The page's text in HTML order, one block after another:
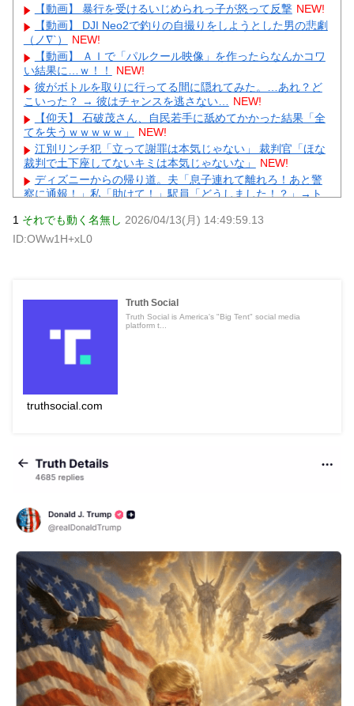
【動画】 暴行を受けるいじめられっ子が怒って反撃 NEW!
【動画】 DJI Neo2で釣りの自撮りをしようとした男の悲劇
（ノ∇`）
NEW!
【動画】 ＡＩで「パルクール映像」を作ったらなんかコワ
い結果に…ｗ！！
NEW!
彼がボトルを取りに行ってる間に隠れてみた。…あれ？ど
こいった？ → 彼はチャンスを逃さない… NEW!
【仰天】 石破茂さん、自民若手に舐めてかかった結果「全
てを失うｗｗｗｗｗ」
NEW!
江別リンチ犯「立って謝罪は本気じゃない」 裁判官「ほな
裁判で土下座してないキミは本気じゃないな」
NEW!
ディズニーからの帰り道。夫「息子連れて離れろ！あと警
察に通報！」私「助けて！」駅員「どうしました！？」→ト
【画像】 すでにメスの体つきになったいもうと
彫り師歴23年「タトゥー入れてる奴は99％バカです」「バ
壮絶「毒母」の素顔に絶句ｗｗｗ
【続報】上沼恵美子が三山凌輝を「浮気虫」認定→ガル民
「宮川大輔」いじりで大盛り上がりｗｗｗ
パチンコ京楽産業に譲渡【ノース・リバー】【窪田康志】
パチンコ京楽産業に譲渡【ノース・リバー】【窪田康志】
Powered by livedoor 相互RSS
1 それでも動く名無し 2026/04/13(月) 14:49:59.13
ID:OWw1H+xL0
Truth Social
Truth Social is America's "Big Tent" social media
platform t...
truthsocial.com